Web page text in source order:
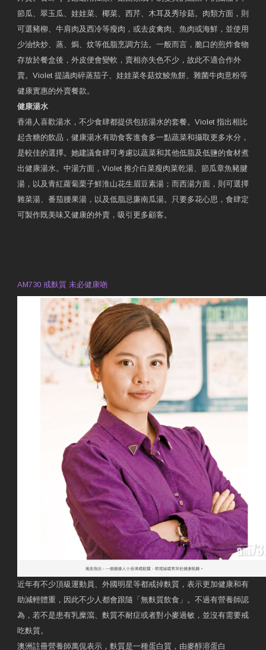
節瓜、翠玉瓜、娃娃菜、椰菜、西芹、木耳及秀珍菇。肉類方面，則
可選豬柳、牛肩肉及西冷等瘦肉，或去皮禽肉、魚肉或海鮮，並使用
少油快炒、蒸、焗、炆等低脂烹調方法。一般而言，脆口的煎炸食物
存放於餐盒後，外皮便會變軟，賣相亦失色不少，故此不適合作外
賣。Violet 提議肉碎蒸茄子、娃娃菜冬菇炆鯪魚餅、雜菌牛肉意粉等
健康實惠的外賣餐款。
健康湯水
香港人喜歡湯水，不少食肆都提供包括湯水的套餐。Violet 指出相比
起含糖的飲品，健康湯水有助食客進食多一點蔬菜和攝取更多水分，
是較佳的選擇。她建議食肆可考慮以蔬菜和其他低脂及低鹽的食材煮
出健康湯水。中湯方面，Violet 推介白菜瘦肉菜乾湯、節瓜章魚豬腱
湯，以及青紅蘿蔔栗子鮮淮山花生眉豆素湯；而西湯方面，則可選擇
雜菜湯、番茄腰果湯，以及低脂忌廉南瓜湯。只要多花心思，食肆定
可製作既美味又健康的外賣，吸引更多顧客。
AM730 戒麩質 未必健康啲
近年有不少頂級運動員、外國明星等都戒掉麩質，表示更加健康和有
助減輕體重，因此不少人都會跟隨「無麩質飲食」。不過有營養師認
為，若不是患有乳糜瀉、麩質不耐症或者對小麥過敏，並沒有需要戒
吃麩質。
澳洲註冊營養師萬侃表示，麩質是一種蛋白質，由麥醇溶蛋白